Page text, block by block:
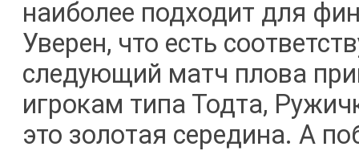
наиболее подходит для
Уверен, что есть
следующий матч плова
игрокам типа Тодта,
это золотая середина. А